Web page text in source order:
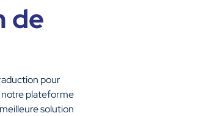
de
pour
notre plateforme
solution